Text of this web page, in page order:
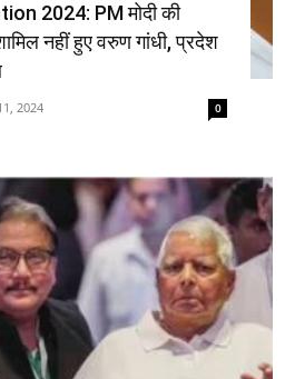
2024: PM मोदी की
नहीं हुए वरुण गांधी, प्रदेश
2024 0